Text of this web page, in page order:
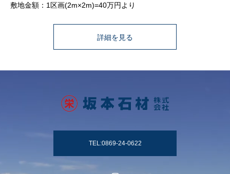
敷地金額：1区画(2m×2m)=40万円より
詳細を見る
TEL:0869-24-0622